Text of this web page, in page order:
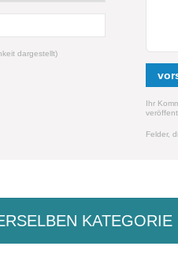
dargestellt)
Ihr
Felder,
KATEGORIE